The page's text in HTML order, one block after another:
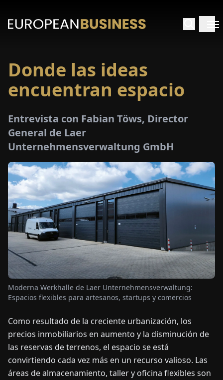
E-
PAPEL
ENDE FRESITNLPLHU
Donde las ideas
encuentran espacio
Entrevista con Fabian Töws, Director
General de Laer
Unternehmensverwaltung GmbH
Moderna Werkhalle de Laer Unternehmensverwaltung:
Espacios flexibles para artesanos, startups y comercios
Como resultado de la creciente urbanización, los
precios inmobiliarios en aumento y la disminución de
las reservas de terrenos, el espacio se está
convirtiendo cada vez más en un recurso valioso. Las
áreas de almacenamiento, taller y oficina flexibles son